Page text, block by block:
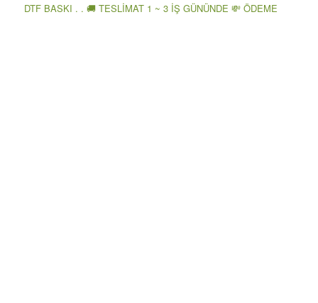
DTF BASKI . . 🚚 TESLİMAT 1 ~ 3 İŞ GÜNÜNDE 💸 ÖDEME